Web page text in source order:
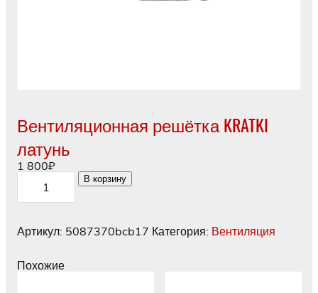
Вентиляционная решётка KRATKI
латунь
1 800₽
Количество
товара
Вентиляционная
латунь
В корзину
Артикул: 5087370bcb17 Категория: Вентиляция
Похожие